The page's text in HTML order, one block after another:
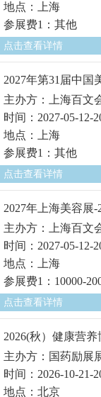
地点：上海
参展费1：其他
点击查看详情
2027年第31届中国
主办方：上海百文
时间：2027-05-12-
地点：上海
参展费1：其他
点击查看详情
2027年上海美容展
主办方：上海百文
时间：2027-05-12-
地点：上海
参展费1：10000-
点击查看详情
2026(秋）健康营
主办方：国药励展
时间：2026-10-21-
地点：北京